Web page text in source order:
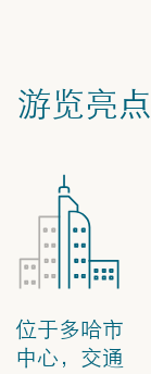
游览亮点
位于多哈市
中心，交通